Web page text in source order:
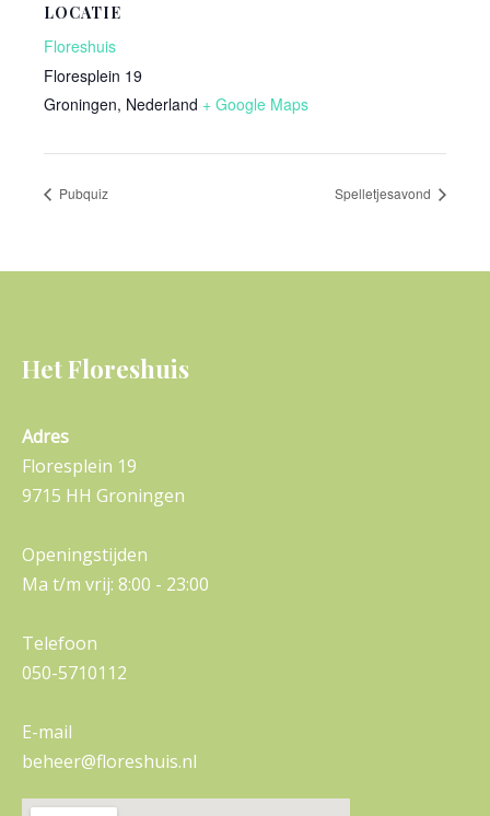
LOCATIE
Floreshuis
Floresplein 19
Groningen, Nederland + Google Maps
Pubquiz Spelletjesavond
Het Floreshuis
Adres
Floresplein 19
9715 HH Groningen
Openingstijden
Ma t/m vrij: 8:00 - 23:00
Telefoon
050-5710112
E-mail
beheer@floreshuis.nl